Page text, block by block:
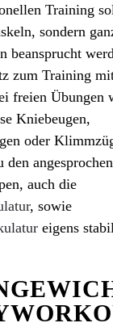
Training
sondern
beansprucht
zum Training
freien Übungen
Kniebeugen,
oder
den
auch die
, sowie
eigens